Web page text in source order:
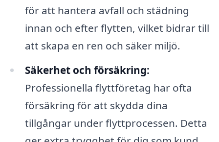
för att hantera avfall och städning
innan och efter flytten, vilket bidrar till
att skapa en ren och säker miljö.
Säkerhet och försäkring:
Professionella flyttföretag har ofta
försäkring för att skydda dina
tillgångar under flyttprocessen. Detta